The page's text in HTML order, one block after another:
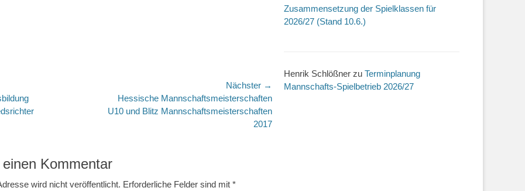
Nächster →
Nächster
Beitrag:
Hessische Mannschaftsmeisterschaften
U10 und Blitz Mannschaftsmeisterschaften
2017
Kommentar
wird nicht veröffentlicht. Erforderliche Felder sind mit *
Zusammensetzung der Spielklassen für
2026/27 (Stand 10.6.)
Henrik Schlößner zu Terminplanung
Mannschafts-Spielbetrieb 2026/27